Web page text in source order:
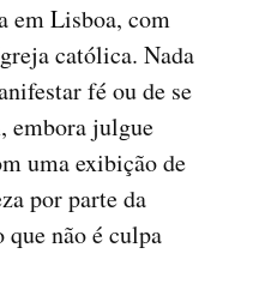
em Lisboa, com
católica. Nada
fé ou de se
embora julgue
uma exibição de
por parte da
que não é culpa